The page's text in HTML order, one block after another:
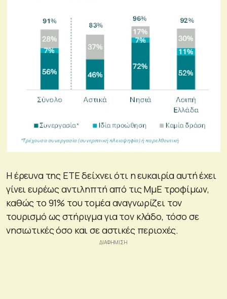
Η έρευνα της ΕΤΕ δείχνει ότι η ευκαιρία αυτή έχει
γίνει ευρέως αντιληπτή από τις ΜμΕ τροφίμων,
καθώς το 91% του τομέα αναγνωρίζει τον
τουρισμό ως στήριγμα για τον κλάδο, τόσο σε
νησιωτικές όσο και σε αστικές περιοχές.